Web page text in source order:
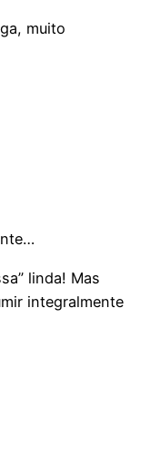
muito
linda! Mas
integralmente